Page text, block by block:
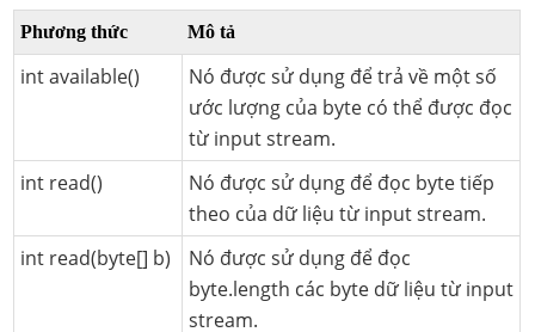
Phương thức Mô tả
int available()
Nó được sử dụng để trả về một số
ước lượng của byte có thể được đọc
từ input stream.
int read()
Nó được sử dụng để đọc byte tiếp
theo của dữ liệu từ input stream.
int read(byte[] b)
Nó được sử dụng để đọc
byte.length các byte dữ liệu từ input
stream.